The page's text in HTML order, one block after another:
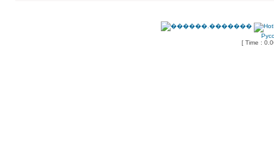
[ Time :